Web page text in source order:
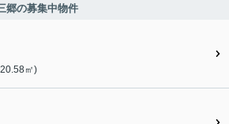
の募集中物件
㎡)